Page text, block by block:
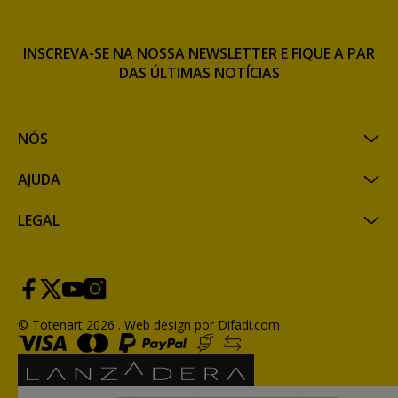
NÓS
AJUDA
LEGAL
INSCREVA-SE NA NOSSA NEWSLETTER E FIQUE A PAR
DAS ÚLTIMAS NOTÍCIAS
© Totenart 2026 . Web design por Difadi.com